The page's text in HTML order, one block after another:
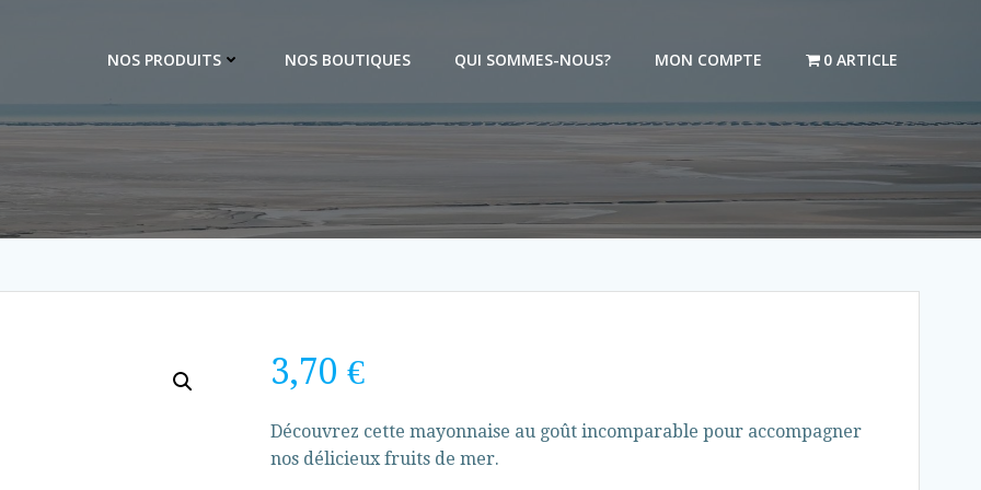
NOS PRODUITS NOS BOUTIQUES QUI SOMMES-NOUS? MON COMPTE 0 ARTICLE
3,70 €
Découvrez cette mayonnaise au goût incomparable pour accompagner
nos délicieux fruits de mer.